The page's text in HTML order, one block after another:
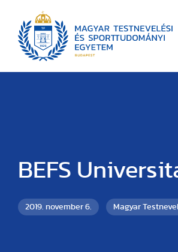
BEFS
2019. november 6. Magyar